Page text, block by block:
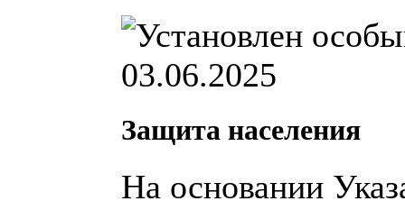
03.06.2025
Защита населения
На основании